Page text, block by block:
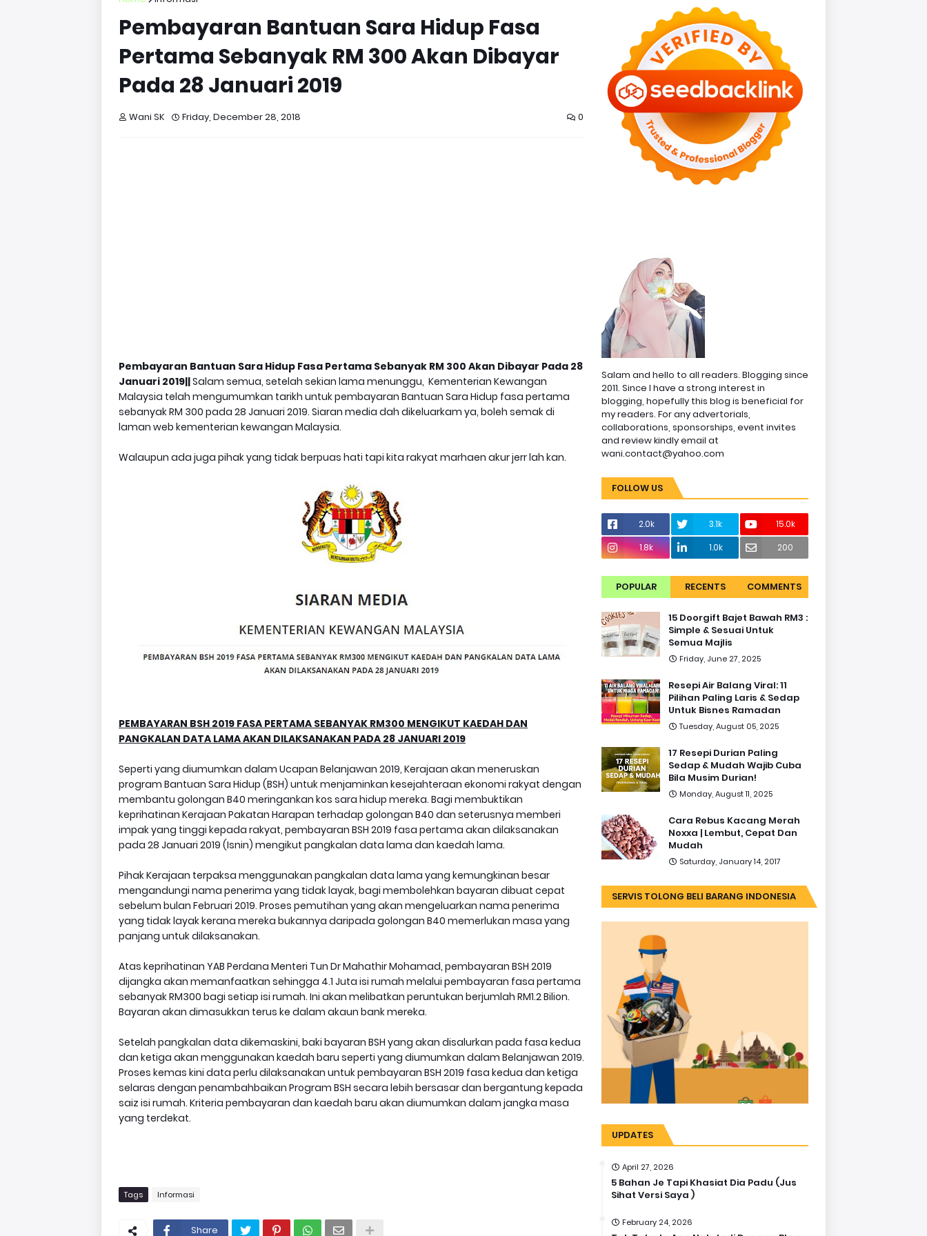
Pembayaran Bantuan Sara Hidup Fasa
Pertama Sebanyak RM 300 Akan Dibayar
Pada 28 Januari 2019
Wani SK Friday, December 28, 2018 0
Pembayaran Bantuan Sara Hidup Fasa Pertama Sebanyak RM 300 Akan Dibayar Pada 28
Januari 2019||Salam semua, setelah sekian lama menunggu, Kementerian Kewangan
Malaysia telah mengumumkan tarikh untuk pembayaran Bantuan Sara Hidup fasa pertama
sebanyak RM 300 pada 28 Januari 2019. Siaran media dah dikeluarkam ya, boleh semak di
laman web kementerian kewangan Malaysia.
Walaupun ada juga pihak yang tidak berpuas hati tapi kita rakyat marhaen akur jerr lah kan.
PEMBAYARAN BSH 2019 FASA PERTAMA SEBANYAK RM300 MENGIKUT KAEDAH DAN
PANGKALAN DATA LAMA AKAN DILAKSANAKAN PADA 28 JANUARI 2019
Seperti yang diumumkan dalam Ucapan Belanjawan 2019, Kerajaan akan meneruskan
program Bantuan Sara Hidup (BSH) untuk menjaminkan kesejahteraan ekonomi rakyat dengan
membantu golongan B40 meringankan kos sara hidup mereka. Bagi membuktikan
keprihatinan Kerajaan Pakatan Harapan terhadap golongan B40 dan seterusnya memberi
impak yang tinggi kepada rakyat, pembayaran BSH 2019 fasa pertama akan dilaksanakan
pada 28 Januari 2019 (Isnin) mengikut pangkalan data lama dan kaedah lama.
Pihak Kerajaan terpaksa menggunakan pangkalan data lama yang kemungkinan besar
mengandungi nama penerima yang tidak layak, bagi membolehkan bayaran dibuat cepat
sebelum bulan Februari 2019. Proses pemutihan yang akan mengeluarkan nama penerima
yang tidak layak kerana mereka bukannya daripada golongan B40 memerlukan masa yang
panjang untuk dilaksanakan.
Atas keprihatinan YAB Perdana Menteri Tun Dr Mahathir Mohamad, pembayaran BSH 2019
dijangka akan memanfaatkan sehingga 4.1 Juta isi rumah melalui pembayaran fasa pertama
sebanyak RM300 bagi setiap isi rumah. Ini akan melibatkan peruntukan berjumlah RM1.2 Bilion.
Bayaran akan dimasukkan terus ke dalam akaun bank mereka.
Setelah pangkalan data dikemaskini, baki bayaran BSH yang akan disalurkan pada fasa kedua
dan ketiga akan menggunakan kaedah baru seperti yang diumumkan dalam Belanjawan 2019.
Proses kemas kini data perlu dilaksanakan untuk pembayaran BSH 2019 fasa kedua dan ketiga
selaras dengan penambahbaikan Program BSH secara lebih bersasar dan bergantung kepada
saiz isi rumah. Kriteria pembayaran dan kaedah baru akan diumumkan dalam jangka masa
yang terdekat.
Tags Informasi
Share
Salam and hello to all readers. Blogging since
2011. Since I have a strong interest in
blogging, hopefully this blog is beneficial for
my readers. For any advertorials,
collaborations, sponsorships, event invites
and review kindly email at
wani.contact@yahoo.com
FOLLOW US
2.0k 3.1k
15.0k
1.8k
1.0k 200
POPULAR RECENTS COMMENTS
15 Doorgift Bajet Bawah RM3 :
Simple & Sesuai Untuk
Semua Majlis
Friday, June 27, 2025
Resepi Air Balang Viral: 11
Pilihan Paling Laris & Sedap
Untuk Bisnes Ramadan
Tuesday, August 05, 2025
17 Resepi Durian Paling
Sedap & Mudah Wajib Cuba
Bila Musim Durian!
Monday, August 11, 2025
Cara Rebus Kacang Merah
Noxxa | Lembut, Cepat Dan
Mudah
Saturday, January 14, 2017
SERVIS TOLONG BELI BARANG INDONESIA
UPDATES
April 27, 2026
5 Bahan Je Tapi Khasiat Dia Padu (Jus
Sihat Versi Saya )
February 24, 2026